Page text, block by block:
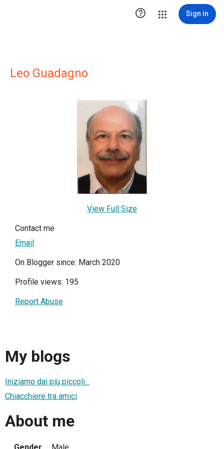
 Sign in
Leo Guadagno
View Full Size
Contact me
Email
On Blogger since: March 2020
Profile views: 195
Report Abuse
My blogs
Iniziamo dai più piccoli...
Chiacchiere tra amici
About me